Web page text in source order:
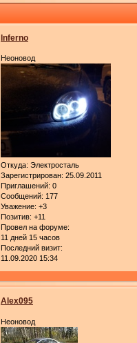
lnferno
Неоновод
Откуда: Электросталь
Зарегистрирован: 25.09.2011
Приглашений: 0
Сообщений: 177
Уважение: +3
Позитив: +11
Провел на форуме:
11 дней 15 часов
Последний визит:
11.09.2020 15:34
Alex095
Неоновод